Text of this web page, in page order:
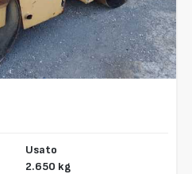
Usato
2.650 kg